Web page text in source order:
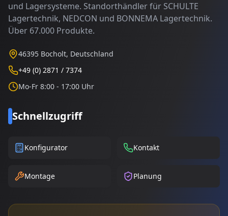
und Lagersysteme. Standorthändler für SCHULTE
Lagertechnik, NEDCON und BONNEMA Lagertechnik.
Über 67.000 Produkte.
46395 Bocholt, Deutschland
+49 (0) 2871 / 7374
Mo-Fr 8:00 - 17:00 Uhr
Schnellzugriff
Konfigurator Kontakt
Montage Planung